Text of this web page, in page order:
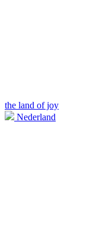
the land of joy
Nederland